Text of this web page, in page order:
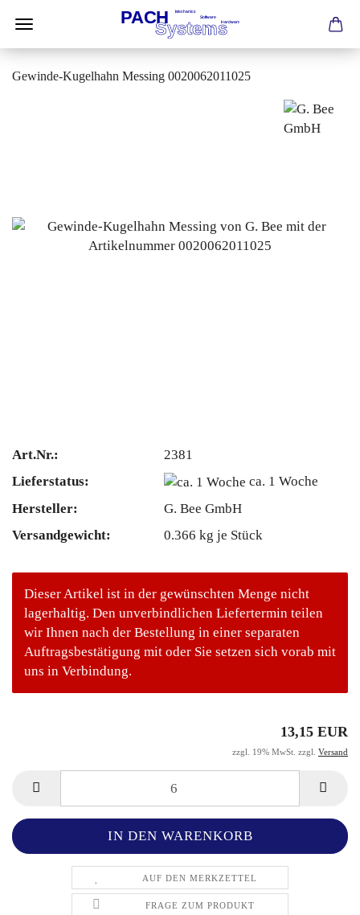
Gewinde-Kugelhahn Messing 0020062011025
Art.Nr.:
2381
Lieferstatus:
ca. 1 Woche
Hersteller:
G. Bee GmbH
Versandgewicht:
0.366 kg je Stück
Dieser Artikel ist in der gewünschten Menge nicht
lagerhaltig. Den unverbindlichen Liefertermin teilen
wir Ihnen nach der Bestellung in einer separaten
Auftragsbestätigung mit oder Sie setzen sich vorab mit
uns in Verbindung.
13,15 EUR
zzgl. 19% MwSt. zzgl. Versand
AUF DEN MERKZETTEL
FRAGE ZUM PRODUKT